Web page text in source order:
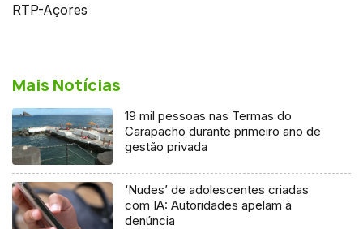
RTP-Açores
Mais Notícias
19 mil pessoas nas Termas do
Carapacho durante primeiro ano de
gestão privada
‘Nudes’ de adolescentes criadas
com IA: Autoridades apelam à
denúncia